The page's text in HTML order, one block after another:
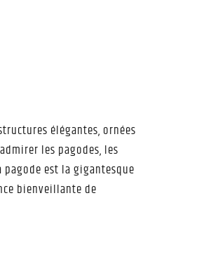
élégantes, ornées
les pagodes, les
est la gigantesque
bienveillante de